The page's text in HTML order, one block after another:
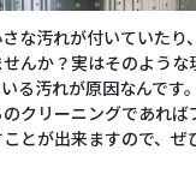
な汚れが付いていたり
んか？実はそのような
る汚れが原因なんです
クリーニングであれば
とが出来ますので、ぜ